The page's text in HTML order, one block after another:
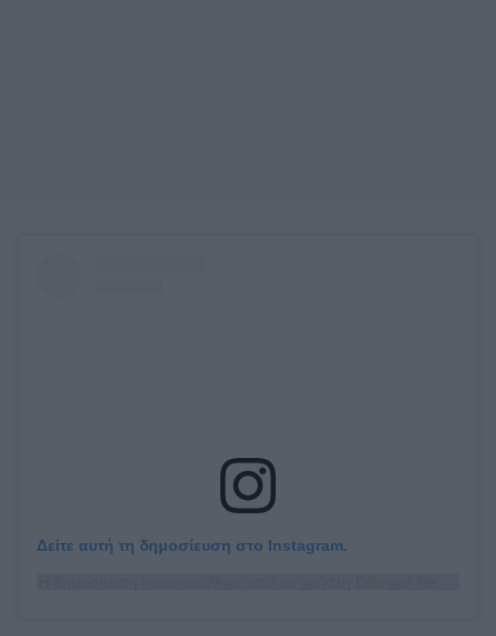
Δείτε αυτή τη δημοσίευση στο Instagram.